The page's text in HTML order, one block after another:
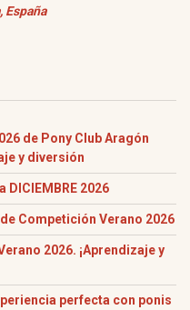
España
de Pony Club Aragón
y diversión
DICIEMBRE 2026
Competición Verano 2026
2026. ¡Aprendizaje y
perfecta con ponis